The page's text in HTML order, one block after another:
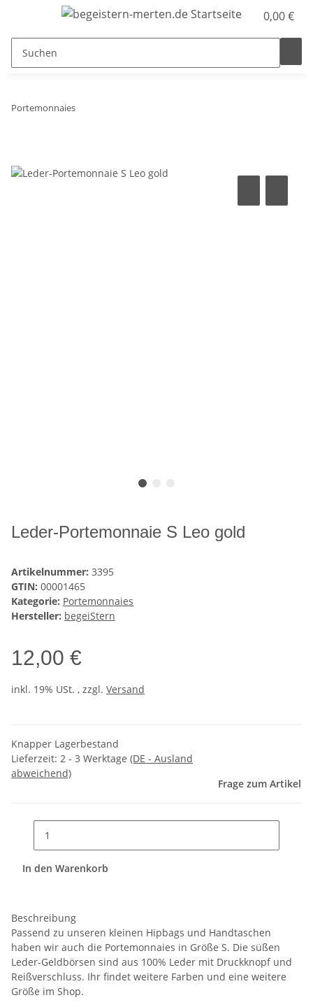
0,00 €
Portemonnaies
Leder-Portemonnaie S Leo gold
Artikelnummer: 3395
GTIN: 00001465
Kategorie: Portemonnaies
Hersteller: begeiStern
12,00 €
inkl. 19% USt. , zzgl. Versand
Knapper Lagerbestand
Lieferzeit: 2 - 3 Werktage (DE - Ausland
abweichend)
Frage zum Artikel
In den Warenkorb
Beschreibung
Passend zu unseren kleinen Hipbags und Handtaschen
haben wir auch die Portemonnaies in Größe S. Die süßen
Leder-Geldbörsen sind aus 100% Leder mit Druckknopf und
Reißverschluss. Ihr findet weitere Farben und eine weitere
Größe im Shop.